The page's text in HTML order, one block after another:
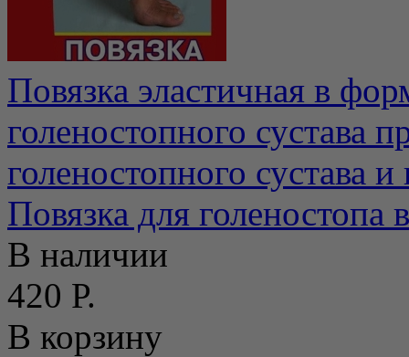
Повязка эластичная в
голеностопного сустава
голеностопного сустава
Повязка для
В наличии
420 Р.
В корзину